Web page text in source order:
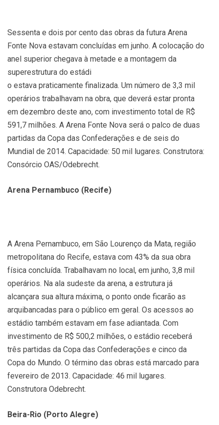
Sessenta e dois por cento das obras da futura Arena
Fonte Nova estavam concluídas em junho. A colocação do
anel superior chegava à metade e a montagem da
superestrutura do estádi
o estava praticamente finalizada. Um número de 3,3 mil
operários trabalhavam na obra, que deverá estar pronta
em dezembro deste ano, com investimento total de R$
591,7 milhões. A Arena Fonte Nova será o palco de duas
partidas da Copa das Confederações e de seis do
Mundial de 2014. Capacidade: 50 mil lugares. Construtora:
Consórcio OAS/Odebrecht.
Arena Pernambuco (Recife)
A Arena Pernambuco, em São Lourenço da Mata, região
metropolitana do Recife, estava com 43% da sua obra
física concluída. Trabalhavam no local, em junho, 3,8 mil
operários. Na ala sudeste da arena, a estrutura já
alcançara sua altura máxima, o ponto onde ficarão as
arquibancadas para o público em geral. Os acessos ao
estádio também estavam em fase adiantada. Com
investimento de R$ 500,2 milhões, o estádio receberá
três partidas da Copa das Confederações e cinco da
Copa do Mundo. O término das obras está marcado para
fevereiro de 2013. Capacidade: 46 mil lugares.
Construtora Odebrecht.
Beira-Rio (Porto Alegre)